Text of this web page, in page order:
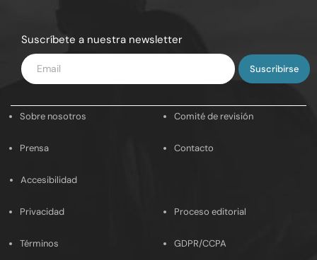
Suscríbete a nuestra newsletter
Introduce
tu
Sobre nosotros Comité de revisión
Prensa Contacto
Accesibilidad
Privacidad Proceso editorial
Términos GDPR/CCPA